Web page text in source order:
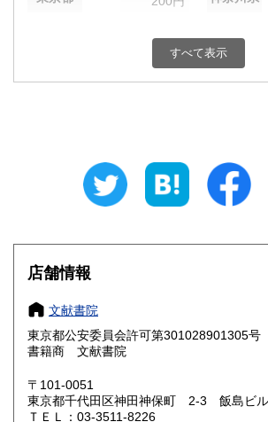
200円 富山県
200円 三重県
大阪府
奈良県
鳥取県 200円 島根県
岡山県
山口県
すべて表示
店舗情報
文献書院
東京都公安委員会許可第301028901305号
書籍商 文献書院
〒101-0051
東京都千代田区神田神保町 2-3 飯島ビ
ＴＥＬ：03-3511-8226